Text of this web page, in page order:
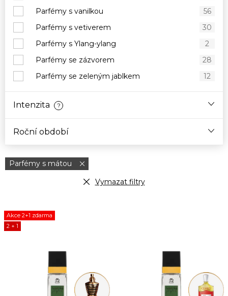
Parfémy s vanilkou
56
Parfémy s vetiverem
30
Parfémy s Ylang-ylang
2
Parfémy se zázvorem
28
Parfémy se zeleným jablkem
12
Intenzita ?
Roční období
Parfémy s mátou
Vymazat filtry
V
ý
Akce 2+1 zdarma
2 + 1